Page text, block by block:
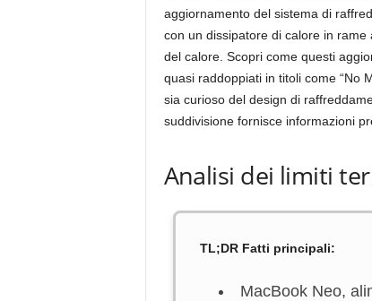
aggiornamento del sistema di
con un dissipatore di calore in rame
del calore. Scopri come questi
quasi raddoppiati in titoli come “No
sia curioso del design di
suddivisione fornisce informazioni
Analisi dei limiti
TL;DR Fatti principali:
MacBook Neo,